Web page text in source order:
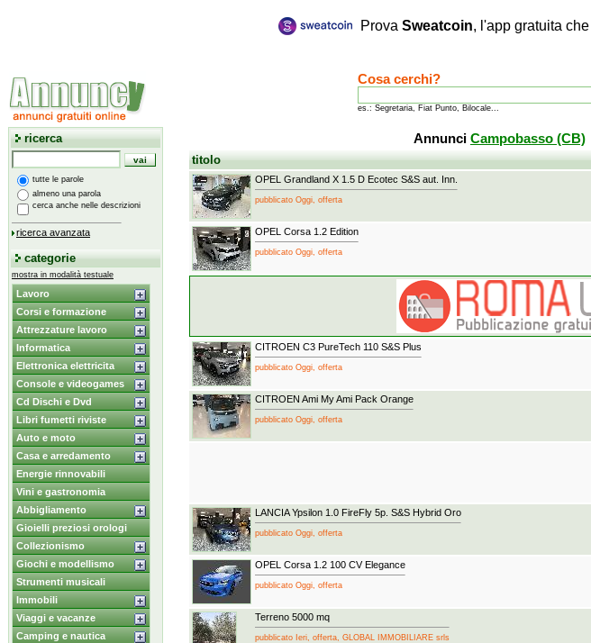
Prova Sweatcoin, l'app gratuita che
Cosa cerchi?
es.: Segretaria, Fiat Punto, Bilocale...
ricerca
tutte le parole
almeno una parola
cerca anche nelle descrizioni
ricerca avanzata
categorie
mostra in modalità testuale
Lavoro
Corsi e formazione
Attrezzature lavoro
Informatica
Elettronica elettricita
Console e videogames
Cd Dischi e Dvd
Libri fumetti riviste
Auto e moto
Casa e arredamento
Energie rinnovabili
Vini e gastronomia
Abbigliamento
Gioielli preziosi orologi
Collezionismo
Giochi e modellismo
Strumenti musicali
Immobili
Viaggi e vacanze
Camping e nautica
Annunci Campobasso (CB)
titolo
OPEL Grandland X 1.5 D Ecotec S&S aut. Inn.
pubblicato Oggi, offerta
OPEL Corsa 1.2 Edition
pubblicato Oggi, offerta
CITROEN C3 PureTech 110 S&S Plus
pubblicato Oggi, offerta
CITROEN Ami My Ami Pack Orange
pubblicato Oggi, offerta
LANCIA Ypsilon 1.0 FireFly 5p. S&S Hybrid Oro
pubblicato Oggi, offerta
OPEL Corsa 1.2 100 CV Elegance
pubblicato Oggi, offerta
Terreno 5000 mq
pubblicato Ieri, offerta, GLOBAL IMMOBILIARE srls